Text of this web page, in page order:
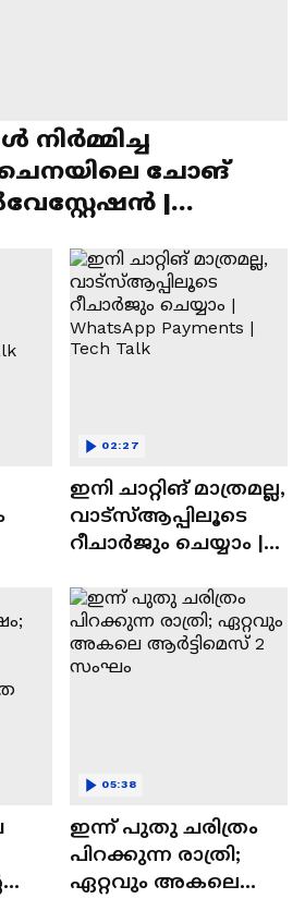
ചോങ്
|
ഇനി ചാറ്റിങ് മാത്രമല്ല,
വാട്‌സ്‌ആപ്പിലൂടെ
റീചാർജും ചെയ്യാം |
Tech Talk
02:27
ഇന്ന് പുതു ചരിത്രം
പിറക്കുന്ന രാത്രി;
ഏറ്റവും അകലെ
05:38